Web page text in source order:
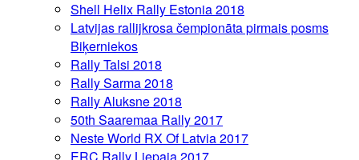
Shell Helix Rally Estonia 2018
Latvijas rallijkrosa čempionāta pirmais posms
Biķerniekos
Rally Talsi 2018
Rally Sarma 2018
Rally Aluksne 2018
50th Saaremaa Rally 2017
Neste World RX Of Latvia 2017
ERC Rally Liepaja 2017